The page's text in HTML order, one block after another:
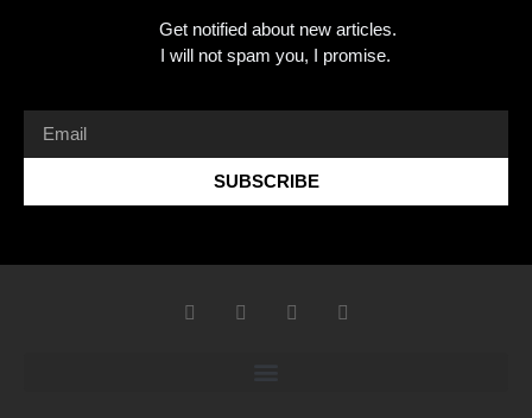
Get notified about new articles.
I will not spam you, I promise.
SUBSCRIBE